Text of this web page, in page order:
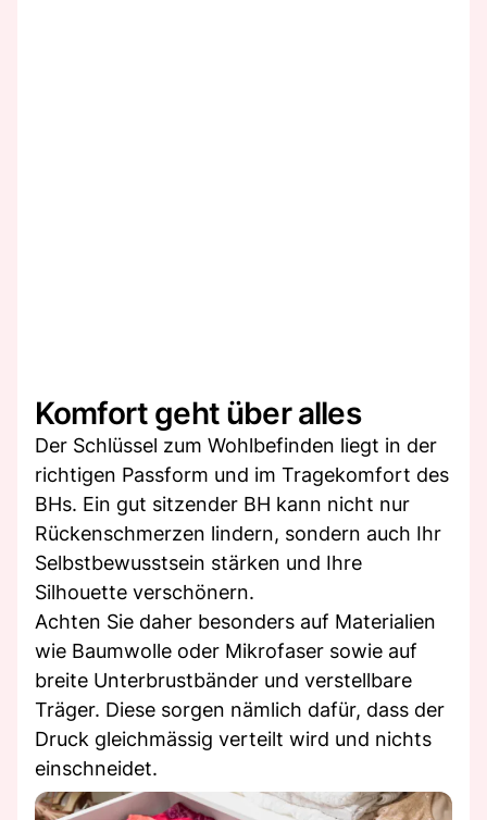
Komfort geht über alles
Der Schlüssel zum Wohlbefinden liegt in der
richtigen Passform und im Tragekomfort des
BHs. Ein gut sitzender BH kann nicht nur
Rückenschmerzen lindern, sondern auch Ihr
Selbstbewusstsein stärken und Ihre
Silhouette verschönern.
Achten Sie daher besonders auf Materialien
wie Baumwolle oder Mikrofaser sowie auf
breite Unterbrustbänder und verstellbare
Träger. Diese sorgen nämlich dafür, dass der
Druck gleichmässig verteilt wird und nichts
einschneidet.